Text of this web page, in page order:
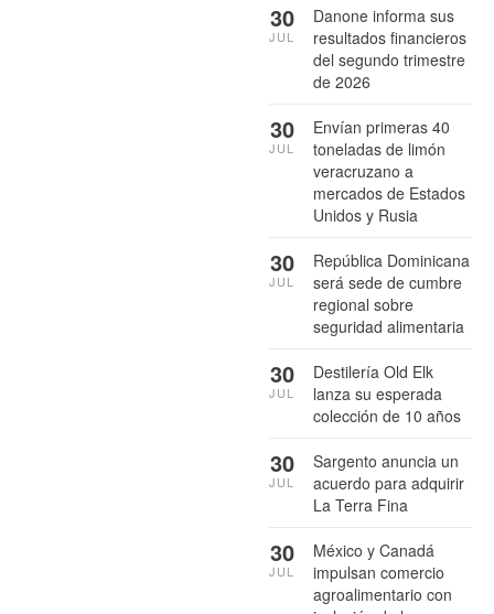
Danone informa sus
resultados financieros
del segundo trimestre
de 2026
30
JUL
Envían primeras 40
toneladas de limón
veracruzano a
mercados de Estados
Unidos y Rusia
30
JUL
República Dominicana
será sede de cumbre
regional sobre
seguridad alimentaria
30
JUL
Destilería Old Elk
lanza su esperada
colección de 10 años
30
JUL
Sargento anuncia un
acuerdo para adquirir
La Terra Fina
30
JUL
México y Canadá
impulsan comercio
agroalimentario con
30
JUL